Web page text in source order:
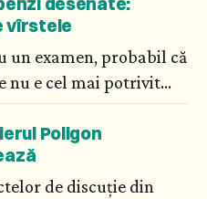
vîrstele
un examen, probabil că
nu e cel mai potrivit
științei, a
de cărți recomandări
au multe de
Poligon
de discuție din